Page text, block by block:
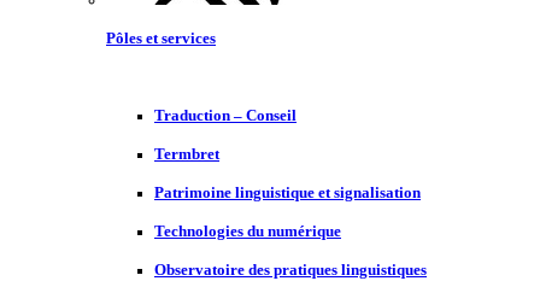
Pôles et services
Traduction – Conseil
Termbret
Patrimoine linguistique et signalisation
Technologies du numérique
Observatoire des pratiques linguistiques